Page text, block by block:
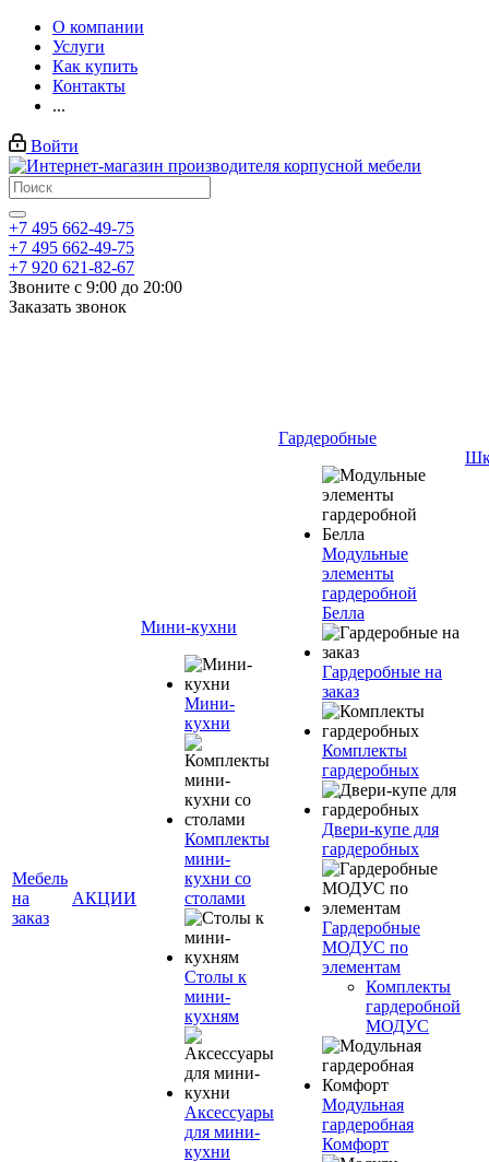
О компании
Услуги
Как купить
Контакты
...
Войти
+7 495 662-49-75
+7 495 662-49-75
+7 920 621-82-67
Звоните с 9:00 до 20:00
Заказать звонок
Мебель
на
заказ
АКЦИИ
Мини-кухни
Мини-
кухни
Комплекты
мини-
кухни со
столами
Столы к
мини-
кухням
Аксессуары
для мини-
кухни
Гардеробные
Модульные
элементы
гардеробной
Белла
Гардеробные на
заказ
Комплекты
гардеробных
Двери-купе для
гардеробных
Гардеробные
МОДУС по
элементам
Комплекты
гардеробной
МОДУС
Модульная
гардеробная
Комфорт